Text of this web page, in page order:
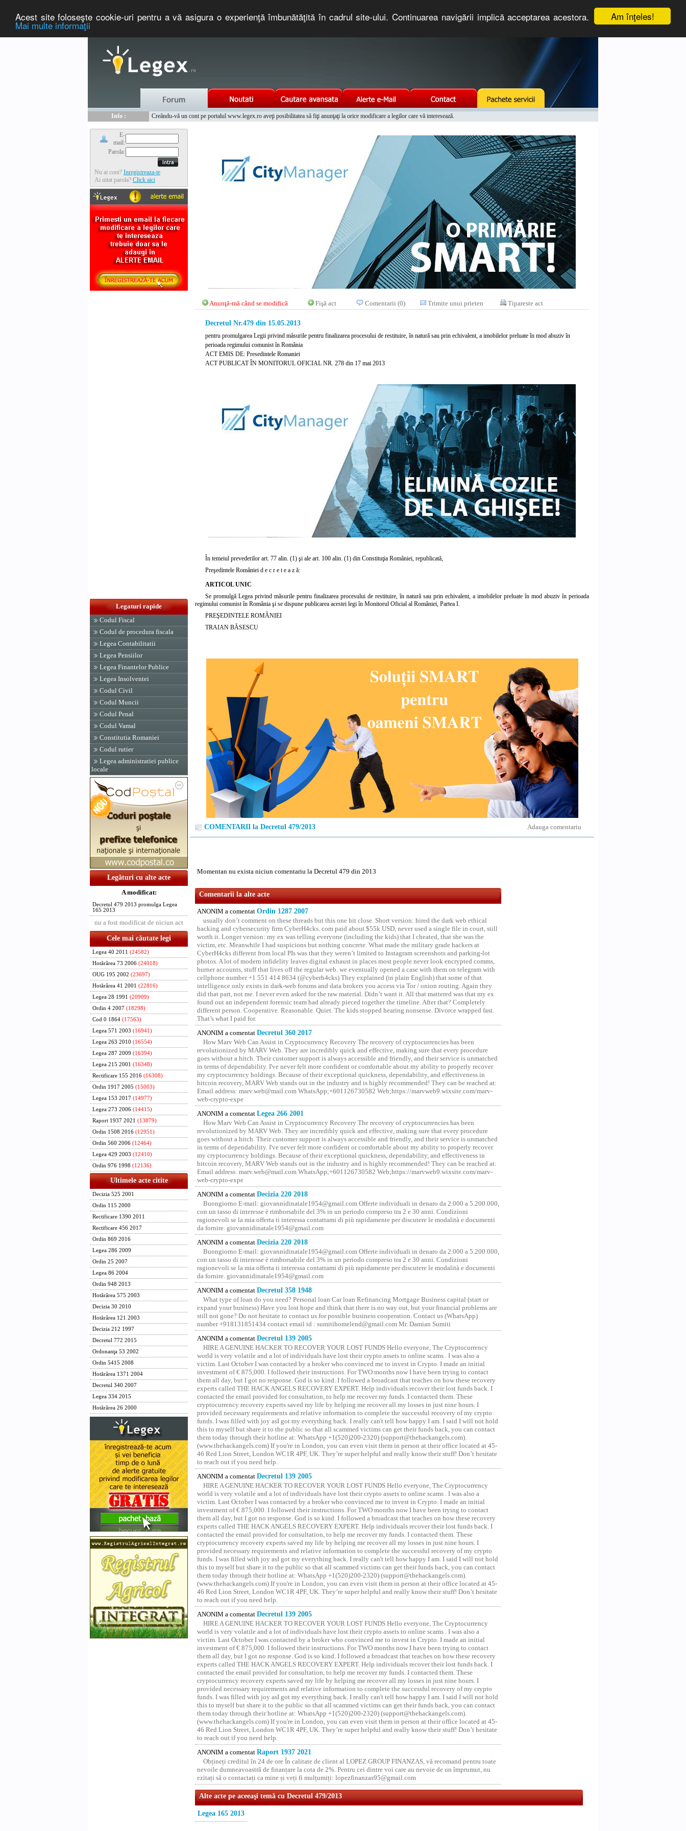
Am înţeles!
Acest site foloseşte cookie-uri pentru a vă asigura o experienţă îmbunătăţită în cadrul site-ului. Continuarea navigării implică acceptarea acestora.
Mai multe informaţii
Info :
Creându-vă un cont pe portalul www.legex.ro aveţi posibilitatea să fiţi anunţaţi la orice modificare a legilor care vă interesează.
E-
mail:
Parola:
Nu ai cont? Inregistreaza-te
Ai uitat parola? Click aici
Legaturi rapide
Codul Fiscal
Codul de procedura fiscala
Legea Contabilitatii
Legea Pensiilor
Legea Finantelor Publice
Legea Insolventei
Codul Civil
Codul Muncii
Codul Penal
Codul Vamal
Constitutia Romaniei
Codul rutier
Legea administratiei publice
locale
Legături cu alte acte
A modificat:
Decretul 479 2013 promulga Legea
165 2013
nu a fost modificat de niciun act
Cele mai căutate legi
Legea 40 2011 (24582)
Hotărârea 73 2006 (24018)
OUG 195 2002 (23697)
Hotărârea 41 2001 (22816)
Legea 28 1991 (20909)
Ordin 4 2007 (18298)
Cod 0 1864 (17563)
Legea 571 2003 (16941)
Legea 263 2010 (16554)
Legea 287 2009 (16394)
Legea 215 2001 (16348)
Rectificare 155 2016 (16308)
Ordin 1917 2005 (15003)
Legea 153 2017 (14977)
Legea 273 2006 (14415)
Raport 1937 2021 (13879)
Ordin 1508 2016 (12951)
Ordin 560 2006 (12464)
Legea 429 2003 (12410)
Ordin 976 1998 (12136)
Ultimele acte citite
Decizia 525 2001
Ordin 115 2000
Rectificare 1390 2011
Rectificare 456 2017
Ordin 869 2016
Legea 286 2009
Ordin 25 2007
Legea 86 2004
Ordin 948 2013
Hotărârea 575 2003
Decizia 30 2010
Hotărârea 121 2003
Decizia 212 1997
Decretul 772 2015
Ordonanţa 53 2002
Ordin 5415 2008
Hotărârea 1371 2004
Decretul 340 2007
Legea 334 2015
Hotărârea 26 2000
Anunţă-mă când se modifică Fişă act Comentarii (0) Trimite unui prieten Tipareste act
Decretul Nr.479 din 15.05.2013
pentru promulgarea Legii privind măsurile pentru finalizarea procesului de restituire, în natură sau prin echivalent, a imobilelor preluate în mod abuziv în
perioada regimului comunist în România
ACT EMIS DE: Presedintele Romaniei
ACT PUBLICAT ÎN MONITORUL OFICIAL NR. 278 din 17 mai 2013
În temeiul prevederilor art. 77 alin. (1) şi ale art. 100 alin. (1) din Constituţia României, republicată,
Preşedintele României d e c r e t e a z ă:
ARTICOL UNIC
Se promulgă Legea privind măsurile pentru finalizarea procesului de restituire, în natură sau prin echivalent, a imobilelor preluate în mod abuziv în perioada
regimului comunist în România şi se dispune publicarea acestei legi în Monitorul Oficial al României, Partea I.
PREŞEDINTELE ROMÂNIEI
TRAIAN BĂSESCU
Adauga comentariu
COMENTARII la Decretul 479/2013
Momentan nu exista niciun comentariu la Decretul 479 din 2013
Comentarii la alte acte
ANONIM a comentat Ordin 1287 2007
usually don’t comment on these threads but this one hit close. Short version: hired the dark web ethical
hacking and cybersecurity firm CyberH4cks. com paid about $55k USD, never used a single file in court, still
worth it. Longer version: my ex was telling everyone (including the kids) that I cheated, that she was the
victim, etc. Meanwhile I had suspicions but nothing concrete. What made the military grade hackers at
CyberH4cks different from local PIs was that they weren’t limited to Instagram screenshots and parking-lot
photos. A lot of modern infidelity leaves digital exhaust in places most people never look encrypted comms,
burner accounts, stuff that lives off the regular web. we eventually opened a case with them on telegram with
cellphone number +1 551 414 8634 (@cyberh4cks) They explained (in plain English) that some of that
intelligence only exists in dark-web forums and data brokers you access via Tor / onion routing. Again they
did that part, not me. I never even asked for the raw material. Didn’t want it. All that mattered was that my ex
found out an independent forensic team had already pieced together the timeline. After that? Completely
different person. Cooperative. Reasonable. Quiet. The kids stopped hearing nonsense. Divorce wrapped fast.
That’s what I paid for.
ANONIM a comentat Decretul 360 2017
How Marv Web Can Assist in Cryptocurrency Recovery The recovery of cryptocurrencies has been
revolutionized by MARV Web. They are incredibly quick and effective, making sure that every procedure
goes without a hitch. Their customer support is always accessible and friendly, and their service is unmatched
in terms of dependability. I've never felt more confident or comfortable about my ability to properly recover
my cryptocurrency holdings. Because of their exceptional quickness, dependability, and effectiveness in
bitcoin recovery, MARV Web stands out in the industry and is highly recommended! They can be reached at:
Email address: marv.web@mail.com WhatsApp;+601126730582 Web;https://marvweb9.wixsite.com/marv-
web-crypto-expe
ANONIM a comentat Legea 266 2001
How Marv Web Can Assist in Cryptocurrency Recovery The recovery of cryptocurrencies has been
revolutionized by MARV Web. They are incredibly quick and effective, making sure that every procedure
goes without a hitch. Their customer support is always accessible and friendly, and their service is unmatched
in terms of dependability. I've never felt more confident or comfortable about my ability to properly recover
my cryptocurrency holdings. Because of their exceptional quickness, dependability, and effectiveness in
bitcoin recovery, MARV Web stands out in the industry and is highly recommended! They can be reached at:
Email address: marv.web@mail.com WhatsApp;+601126730582 Web;https://marvweb9.wixsite.com/marv-
web-crypto-expe
ANONIM a comentat Decizia 220 2018
Buongiorno E-mail: giovannidinatale1954@­gmail.­com Offerte individuali in denaro da 2.000 a 5.200.000,
con un tasso di interesse è rimborsabile del 3% in un periodo compreso tra 2 e 30 anni. Condizioni
ragionevoli se la mia offerta ti interessa contattami di più rapidamente per discutere le modalità e documenti
da fornire. giovannidinatale1954@­gmail.­com
ANONIM a comentat Decizia 220 2018
Buongiorno E-mail: giovannidinatale1954@­gmail.­com Offerte individuali in denaro da 2.000 a 5.200.000,
con un tasso di interesse è rimborsabile del 3% in un periodo compreso tra 2 e 30 anni. Condizioni
ragionevoli se la mia offerta ti interessa contattami di più rapidamente per discutere le modalità e documenti
da fornire. giovannidinatale1954@­gmail.­com
ANONIM a comentat Decretul 358 1948
What type of loan do you need? Personal loan Car loan Refinancing Mortgage Business capital (start or
expand your business) Have you lost hope and think that there is no way out, but your financial problems are
still not gone? Do not hesitate to contact us for possible business cooperation. Contact us (WhatsApp)
number +918131851434 contact email id : sumitihomelend@gmail.com Mr. Damian Sumiti
ANONIM a comentat Decretul 139 2005
HIRE A GENUINE HACKER TO RECOVER YOUR LOST FUNDS Hello everyone, The Cryptocurrency
world is very volatile and a lot of individuals have lost their crypto assets to online scams . I was also a
victim. Last October I was contacted by a broker who convinced me to invest in Crypto. I made an initial
investment of € 875,000. I followed their instructions. For TWO months now I have been trying to contact
them all day, but I got no response. God is so kind. I followed a broadcast that teaches on how these recovery
experts called THE HACK ANGELS RECOVERY EXPERT. Help individuals recover their lost funds back. I
contacted the email provided for consultation, to help me recover my funds. I contacted them. These
cryptocurrency recovery experts saved my life by helping me recover all my losses in just nine hours. I
provided necessary requirements and relative information to complete the successful recovery of my crypto
funds. I was filled with joy asI got my everything back. I really can't tell how happy I am. I said I will not hold
this to myself but share it to the public so that all scammed victims can get their funds back, you can contact
them today through their hotline at: WhatsApp +1(520)200-2320) (support@thehackangels.com).
(www.thehackangels.com) If you're in London, you can even visit them in person at their office located at 45-
46 Red Lion Street, London WC1R 4PF, UK. They’re super helpful and really know their stuff! Don’t hesitate
to reach out if you need help.
ANONIM a comentat Decretul 139 2005
HIRE A GENUINE HACKER TO RECOVER YOUR LOST FUNDS Hello everyone, The Cryptocurrency
world is very volatile and a lot of individuals have lost their crypto assets to online scams . I was also a
victim. Last October I was contacted by a broker who convinced me to invest in Crypto. I made an initial
investment of € 875,000. I followed their instructions. For TWO months now I have been trying to contact
them all day, but I got no response. God is so kind. I followed a broadcast that teaches on how these recovery
experts called THE HACK ANGELS RECOVERY EXPERT. Help individuals recover their lost funds back. I
contacted the email provided for consultation, to help me recover my funds. I contacted them. These
cryptocurrency recovery experts saved my life by helping me recover all my losses in just nine hours. I
provided necessary requirements and relative information to complete the successful recovery of my crypto
funds. I was filled with joy asI got my everything back. I really can't tell how happy I am. I said I will not hold
this to myself but share it to the public so that all scammed victims can get their funds back, you can contact
them today through their hotline at: WhatsApp +1(520)200-2320) (support@thehackangels.com).
(www.thehackangels.com) If you're in London, you can even visit them in person at their office located at 45-
46 Red Lion Street, London WC1R 4PF, UK. They’re super helpful and really know their stuff! Don’t hesitate
to reach out if you need help.
ANONIM a comentat Decretul 139 2005
HIRE A GENUINE HACKER TO RECOVER YOUR LOST FUNDS Hello everyone, The Cryptocurrency
world is very volatile and a lot of individuals have lost their crypto assets to online scams . I was also a
victim. Last October I was contacted by a broker who convinced me to invest in Crypto. I made an initial
investment of € 875,000. I followed their instructions. For TWO months now I have been trying to contact
them all day, but I got no response. God is so kind. I followed a broadcast that teaches on how these recovery
experts called THE HACK ANGELS RECOVERY EXPERT. Help individuals recover their lost funds back. I
contacted the email provided for consultation, to help me recover my funds. I contacted them. These
cryptocurrency recovery experts saved my life by helping me recover all my losses in just nine hours. I
provided necessary requirements and relative information to complete the successful recovery of my crypto
funds. I was filled with joy asI got my everything back. I really can't tell how happy I am. I said I will not hold
this to myself but share it to the public so that all scammed victims can get their funds back, you can contact
them today through their hotline at: WhatsApp +1(520)200-2320) (support@thehackangels.com).
(www.thehackangels.com) If you're in London, you can even visit them in person at their office located at 45-
46 Red Lion Street, London WC1R 4PF, UK. They’re super helpful and really know their stuff! Don’t hesitate
to reach out if you need help.
ANONIM a comentat Raport 1937 2021
Obțineți creditul în 24 de ore În calitate de client al LOPEZ GROUP FINANZAS, vă recomand pentru toate
nevoile dumneavoastră de finanțare la cota de 2%. Pentru cei dintre voi care au nevoie de un împrumut, nu
ezitați să o contactați ca mine și veți fi mulțumiți: lopezfinanzas95@gmail.com
Alte acte pe aceeaşi temă cu Decretul 479/2013
Legea 165 2013